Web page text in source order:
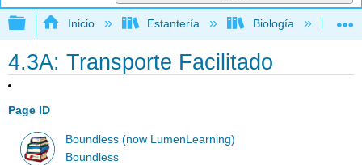
Expandir/contraer jerarquía global
Inicio Estantería Biología
4.3A: Transporte Facilitado
Page ID
Boundless (now LumenLearning)
Boundless